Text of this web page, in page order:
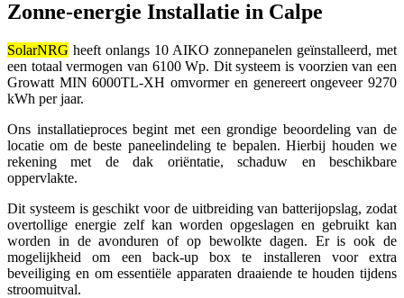
Zonne-energie Installatie in Calpe
SolarNRG heeft onlangs 10 AIKO zonnepanelen geïnstalleerd, met
een totaal vermogen van 6100 Wp. Dit systeem is voorzien van een
Growatt MIN 6000TL-XH omvormer en genereert ongeveer 9270
kWh per jaar.
Ons installatieproces begint met een grondige beoordeling van de
locatie om de beste paneelindeling te bepalen. Hierbij houden we
rekening met de dak oriëntatie, schaduw en beschikbare
oppervlakte.
Dit systeem is geschikt voor de uitbreiding van batterijopslag, zodat
overtollige energie zelf kan worden opgeslagen en gebruikt kan
worden in de avonduren of op bewolkte dagen. Er is ook de
mogelijkheid om een ​​back-up box te installeren voor extra
beveiliging en om essentiële apparaten draaiende te houden tijdens
stroomuitval.